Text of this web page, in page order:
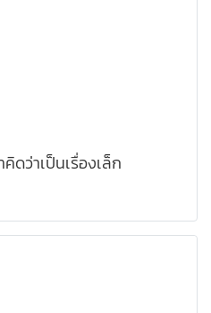
ดว่าเป็นเรื่องเล็ก